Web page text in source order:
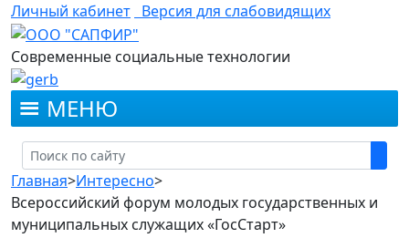
Личный кабинет Версия для слабовидящих
Современные социальные технологии
МЕНЮ
Главная>Интересно>
Всероссийский форум молодых государственных и
муниципальных служащих «ГосСтарт»